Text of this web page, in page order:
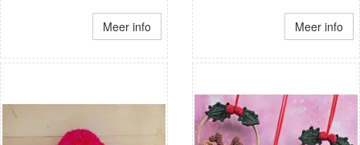
Meer info Meer info